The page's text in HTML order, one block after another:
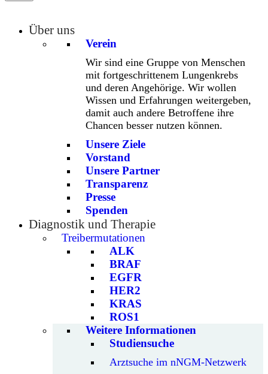
Über uns
Verein
Wir sind eine Gruppe von Menschen
mit fortgeschrittenem Lungenkrebs
und deren Angehörige. Wir wollen
Wissen und Erfahrungen weitergeben,
damit auch andere Betroffene ihre
Chancen besser nutzen können.
Unsere Ziele
Vorstand
Unsere Partner
Transparenz
Presse
Spenden
Diagnostik und Therapie
Treibermutationen
ALK
BRAF
EGFR
HER2
KRAS
ROS1
Weitere Informationen
Studiensuche
Arztsuche im nNGM-Netzwerk